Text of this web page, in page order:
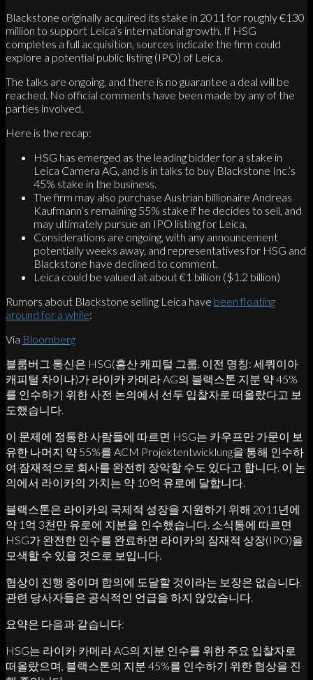
Blackstone originally acquired its stake in 2011 for roughly €130
million to support Leica’s international growth. If HSG
completes a full acquisition, sources indicate the firm could
explore a potential public listing (IPO) of Leica.
The talks are ongoing, and there is no guarantee a deal will be
reached. No official comments have been made by any of the
parties involved.
Here is the recap:
HSG has emerged as the leading bidder for a stake in
Leica Camera AG, and is in talks to buy Blackstone Inc.’s
45% stake in the business.
The firm may also purchase Austrian billionaire Andreas
Kaufmann’s remaining 55% stake if he decides to sell, and
may ultimately pursue an IPO listing for Leica.
Considerations are ongoing, with any announcement
potentially weeks away, and representatives for HSG and
Blackstone have declined to comment.
Leica could be valued at about €1 billion ($1.2 billion)
Rumors about Blackstone selling Leica have been floating
around for a while:
Via Bloomberg
블룸버그 통신은 HSG(홍산 캐피털 그룹, 이전 명칭: 세쿼이아
캐피털 차이나)가 라이카 카메라 AG의 블랙스톤 지분 약 45%
를 인수하기 위한 사전 논의에서 선두 입찰자로 떠올랐다고 보
도했습니다.
이 문제에 정통한 사람들에 따르면 HSG는 카우프만 가문이 보
유한 나머지 약 55%를 ACM Projektentwicklung을 통해 인수하
여 잠재적으로 회사를 완전히 장악할 수도 있다고 합니다. 이 논
의에서 라이카의 가치는 약 10억 유로에 달합니다.
블랙스톤은 라이카의 국제적 성장을 지원하기 위해 2011년에
약 1억 3천만 유로에 지분을 인수했습니다. 소식통에 따르면
HSG가 완전한 인수를 완료하면 라이카의 잠재적 상장(IPO)을
모색할 수 있을 것으로 보입니다.
협상이 진행 중이며 합의에 도달할 것이라는 보장은 없습니다.
관련 당사자들은 공식적인 언급을 하지 않았습니다.
요약은 다음과 같습니다:
HSG는 라이카 카메라 AG의 지분 인수를 위한 주요 입찰자로
떠올랐으며, 블랙스톤의 지분 45%를 인수하기 위한 협상을 진